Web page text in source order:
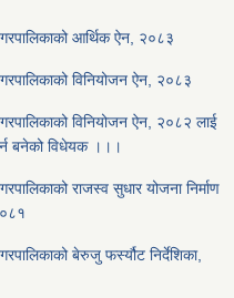
आर्थिक ऐन, २०८३
विनियोजन ऐन, २०८३
विनियोजन ऐन, २०८२ लाई
बनेको विधेयक ।।।
राजस्व सुधार योजना निर्माण
बेरुजु फर्स्यौट निर्देशिका,